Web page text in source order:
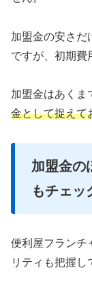
加盟金の安さだ
ですが、初期費
加盟金はあくま
金として捉えて
加盟金の
もチェッ
便利屋フランチ
リティも把握し